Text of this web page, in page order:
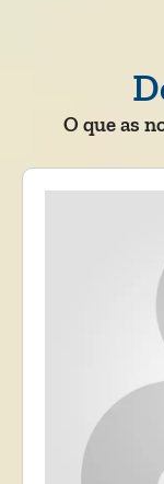
O que as